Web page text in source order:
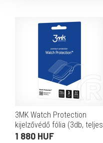
3MK Watch Protection
kijelzővédő fólia (3db, teljes
felület, ultravékony, 0,2 mm,
1 880 HUF